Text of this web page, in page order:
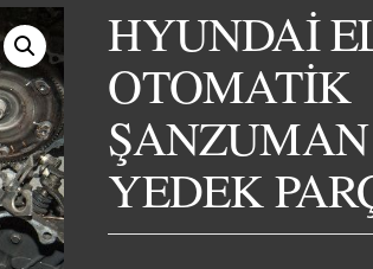
HYUNDAİ
OTOMATİK
YEDEK